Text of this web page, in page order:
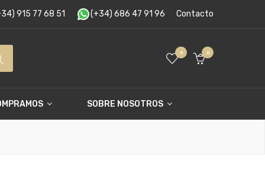
915 77 68 51 (+34) 686 47 91 96 Contacto
0 0
SOBRE NOSOTROS